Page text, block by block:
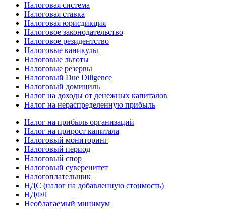
Налоговая система
Налоговая ставка
Налоговая юрисдикция
Налоговое законодательство
Налоговое резидентство
Налоговые каникулы
Налоговые льготы
Налоговые резервы
Налоговый Due Diligence
Налоговый домициль
Налог на доходы от денежных капиталов
Налог на нераспределенную прибыль
Налог на прибыль организаций
Налог на прирост капитала
Налоговый мониторинг
Налоговый период
Налоговый спор
Налоговый суверенитет
Налогоплательщик
НДС (налог на добавленную стоимость)
НДФЛ
Необлагаемый минимум